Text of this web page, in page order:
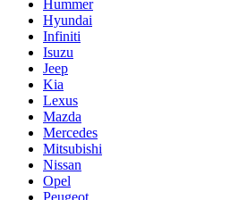
Hummer
Hyundai
Infiniti
Isuzu
Jeep
Kia
Lexus
Mazda
Mercedes
Mitsubishi
Nissan
Opel
Peugeot